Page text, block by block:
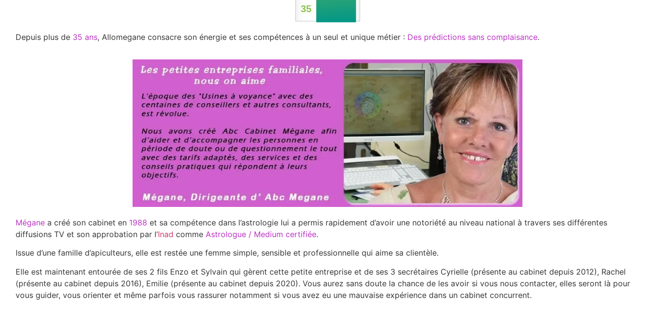
Laurence
35
Depuis plus de 35 ans, Allomegane consacre son énergie et ses compétences à un seul et unique métier : Des prédictions sans complaisance.
Mégane a créé son cabinet en 1988 et sa compétence dans l’astrologie lui a permis rapidement d’avoir une notoriété au niveau national à travers ses différentes
diffusions TV et son approbation par l’Inad comme Astrologue / Medium certifiée.
Issue d’une famille d’apiculteurs, elle est restée une femme simple, sensible et professionnelle qui aime sa clientèle.
Elle est maintenant entourée de ses 2 fils Enzo et Sylvain qui gèrent cette petite entreprise et de ses 3 secrétaires Cyrielle (présente au cabinet depuis 2012), Rachel
(présente au cabinet depuis 2016), Emilie (présente au cabinet depuis 2020). Vous aurez sans doute la chance de les avoir si vous nous contacter, elles seront là pour
vous guider, vous orienter et même parfois vous rassurer notamment si vous avez eu une mauvaise expérience dans un cabinet concurrent.